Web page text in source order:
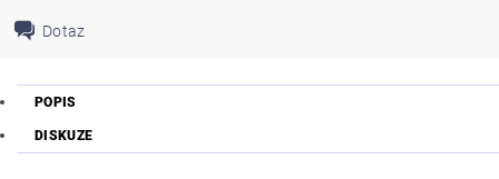
Dotaz
POPIS
DISKUZE